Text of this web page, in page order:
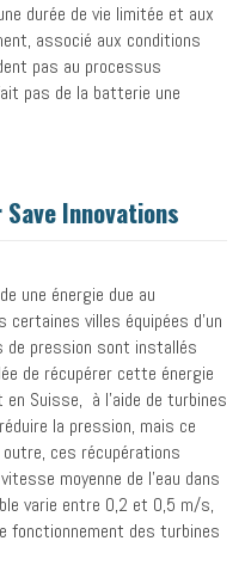
durée de vie limitée et aux
associé aux conditions
pas au processus
pas de la batterie une
Innovations
une énergie due au
villes équipées d’un
de pression sont installés
de récupérer cette énergie
Suisse, à l’aide de turbines
la pression, mais ce
outre, ces récupérations
moyenne de l’eau dans
varie entre 0,2 et 0,5 m/s,
fonctionnement des turbines